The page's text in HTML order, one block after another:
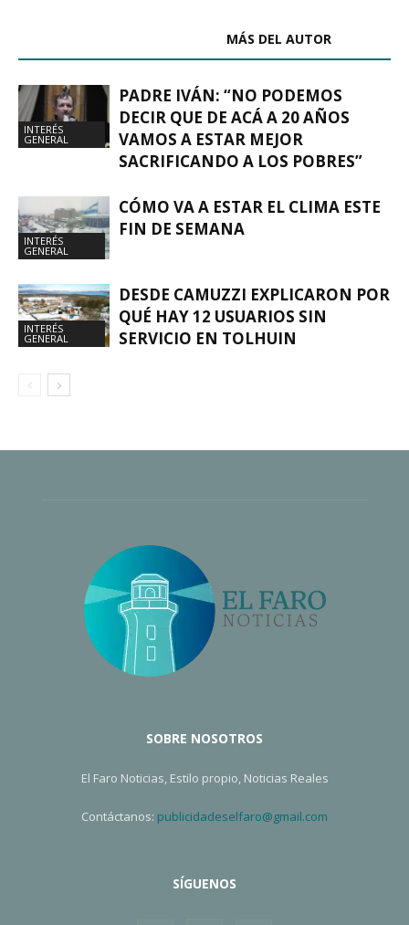
MÁS DEL AUTOR
INTERÉS
GENERAL
PADRE IVÁN: “NO PODEMOS
DECIR QUE DE ACÁ A 20 AÑOS
VAMOS A ESTAR MEJOR
SACRIFICANDO A LOS POBRES”
INTERÉS
GENERAL
CÓMO VA A ESTAR EL CLIMA ESTE
FIN DE SEMANA
INTERÉS
GENERAL
DESDE CAMUZZI EXPLICARON POR
QUÉ HAY 12 USUARIOS SIN
SERVICIO EN TOLHUIN
SOBRE NOSOTROS
El Faro Noticias, Estilo propio, Noticias Reales
Contáctanos: publicidadeselfaro@gmail.com
SÍGUENOS